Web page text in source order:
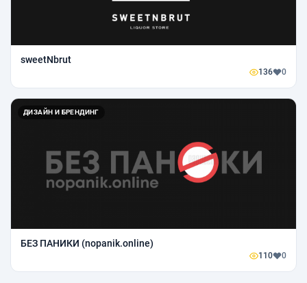
sweetNbrut
136 0
ДИЗАЙН И БРЕНДИНГ
БEЗ ПАНИКИ (nopanik.online)
110 0